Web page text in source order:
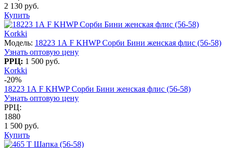
2 130 руб.
Купить
Korkki
Модель: 18223 1А F KHWP Сорби Бини женская флис (56-58)
Узнать оптовую цену
РРЦ: 1 500 руб.
Korkki
-20%
18223 1А F KHWP Сорби Бини женская флис (56-58)
Узнать оптовую цену
РРЦ:
1880
1 500 руб.
Купить